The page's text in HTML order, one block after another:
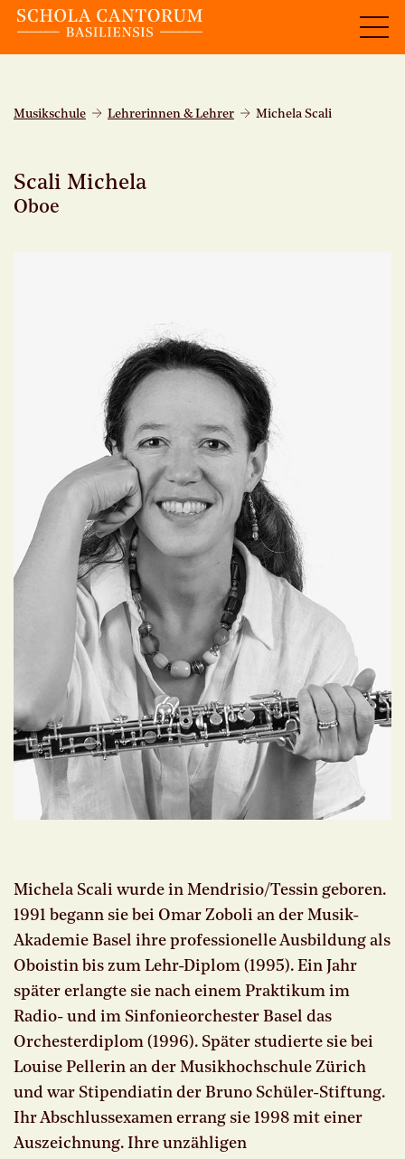
Musikschule Lehrerinnen & Lehrer Michela Scali
Scali Michela
Oboe
Michela Scali wurde in Mendrisio/Tessin geboren.
1991 begann sie bei Omar Zoboli an der Musik-
Akademie Basel ihre professionelle Ausbildung als
Oboistin bis zum Lehr-Diplom (1995). Ein Jahr
später erlangte sie nach einem Praktikum im
Radio- und im Sinfonieorchester Basel das
Orchesterdiplom (1996). Später studierte sie bei
Louise Pellerin an der Musikhochschule Zürich
und war Stipendiatin der Bruno Schüler-Stiftung.
Ihr Abschlussexamen errang sie 1998 mit einer
Auszeichnung. Ihre unzähligen